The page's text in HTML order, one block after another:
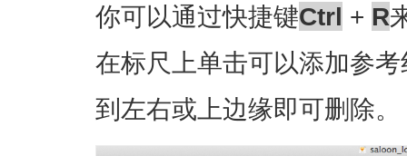
你可以通过快捷键Ctrl + R
在标尺上单击可以添加参
到左右或上边缘即可删除。